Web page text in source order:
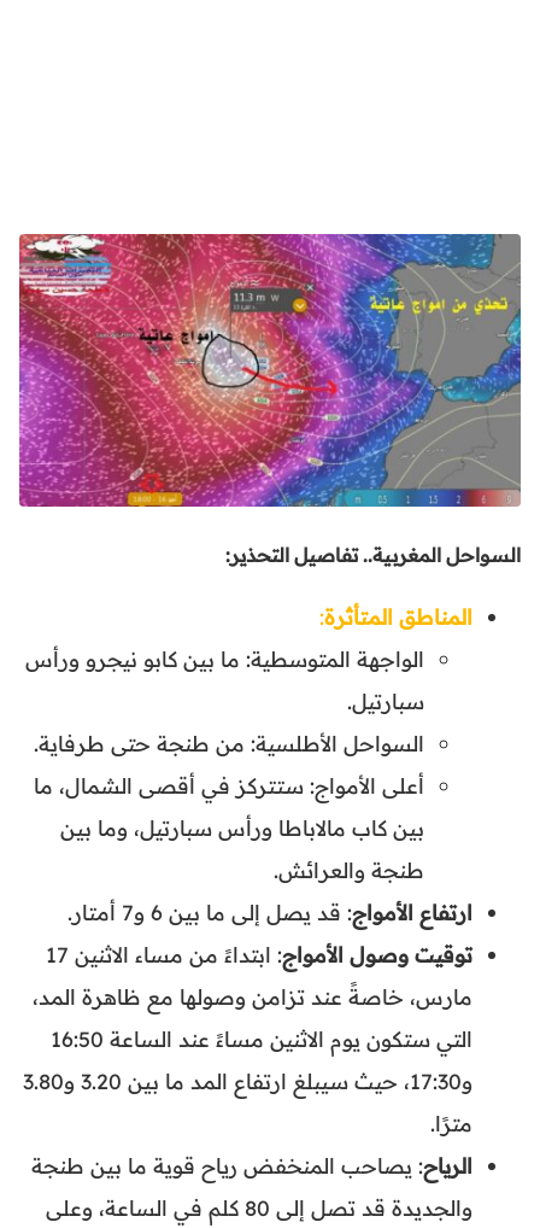
السواحل المغربية..تفاصيل التحذير:
المناطق المتأثرة:
الواجهة المتوسطية: ما بين كابو نيجرو ورأس
سبارتيل.
السواحل الأطلسية: من طنجة حتى طرفاية.
أعلى الأمواج: ستتركز في أقصى الشمال، ما
بين كاب مالاباطا ورأس سبارتيل، وما بين
طنجة والعرائش.
ارتفاع الأمواج: قد يصل إلى ما بين 6 و7 أمتار.
توقيت وصول الأمواج
: ابتداءً من مساء الاثنين 17
مارس، خاصةً عند تزامن وصولها مع ظاهرة المد،
التي ستكون يوم الاثنين مساءً عند الساعة 16:50
و17:30، حيث سيبلغ ارتفاع المد ما بين 3.20 و3.80
مترًا.
الرياح: يصاحب المنخفض رياح قوية ما بين طنجة
والجديدة قد تصل إلى 80 كلم في الساعة، وعلى